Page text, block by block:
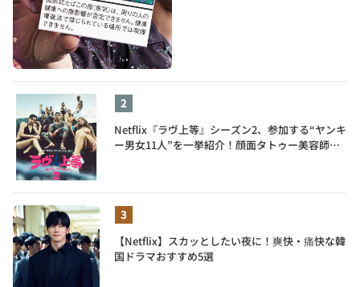
Netflix『ラヴ上等』シーズン2、参加する“ヤンキ
ー男女11人”を一挙紹介！顔面タトゥー美容師、
【Netflix】スカッとしたい夜に！爽快・痛快な韓
国ドラマおすすめ5選